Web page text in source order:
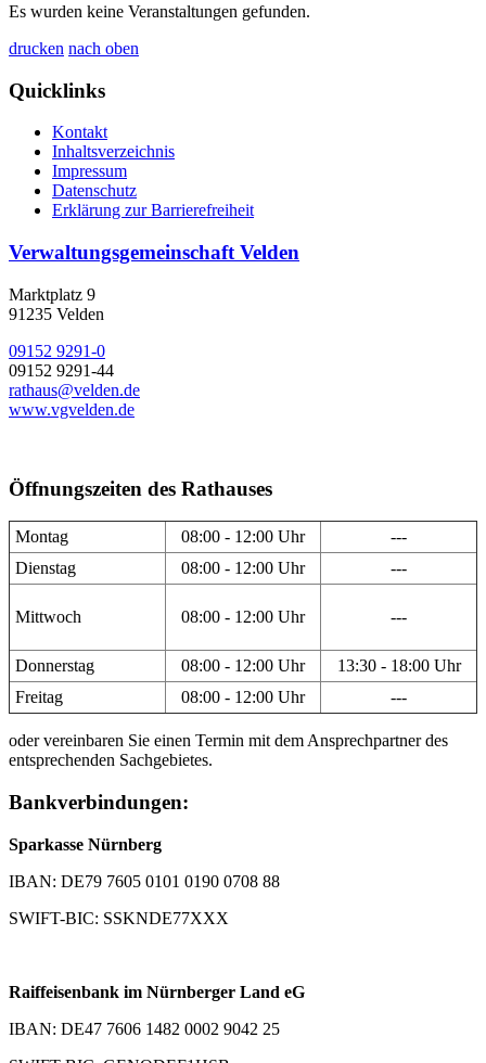
Es wurden keine Veranstaltungen gefunden.
drucken nach oben
Quicklinks
Kontakt
Inhaltsverzeichnis
Impressum
Datenschutz
Erklärung zur Barrierefreiheit
Verwaltungsgemeinschaft Velden
Marktplatz 9
91235 Velden
09152 9291-0
09152 9291-44
rathaus@velden.de
www.vgvelden.de
Öffnungszeiten des Rathauses
Montag 08:00 - 12:00 Uhr
---
Dienstag
08:00 - 12:00 Uhr ---
Mittwoch 08:00 - 12:00 Uhr ---
Donnerstag 08:00 - 12:00 Uhr
13:30 - 18:00 Uhr
Freitag
08:00 - 12:00 Uhr ---
oder vereinbaren Sie einen Termin mit dem Ansprechpartner des
entsprechenden Sachgebietes.
Bankverbindungen:
Sparkasse Nürnberg
IBAN: DE79 7605 0101 0190 0708 88
SWIFT-BIC: SSKNDE77XXX
Raiffeisenbank im Nürnberger Land eG
IBAN: DE47 7606 1482 0002 9042 25